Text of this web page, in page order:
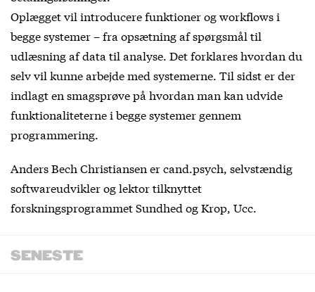
Oplægget vil introducere funktioner og workflows i
begge systemer – fra opsætning af spørgsmål til
udlæsning af data til analyse. Det forklares hvordan du
selv vil kunne arbejde med systemerne. Til sidst er der
indlagt en smagsprøve på hvordan man kan udvide
funktionaliteterne i begge systemer gennem
programmering.
Anders Bech Christiansen er cand.psych, selvstændig
softwareudvikler og lektor tilknyttet
forskningsprogrammet Sundhed og Krop, Ucc.
SENESTE